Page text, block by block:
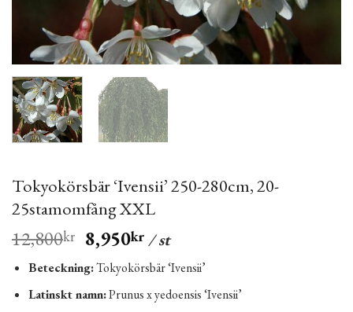
Tokyokörsbär ‘Ivensii’ 250-280cm, 20-
25stamomfång XXL
12,800kr 8,950kr / st
Beteckning:Tokyokörsbär ‘Ivensii’
Latinskt namn:Prunus x yedoensis ‘Ivensii’